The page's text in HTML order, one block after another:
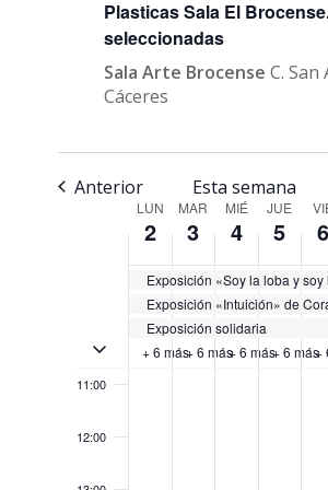
Plasticas Sala El
seleccionadas
Sala Arte BrocenseC. San
Cáceres
Anterior Esta semana
Semana
Eventos
LUN
2
MAR
3
MIÉ
4
JUE
5 6
Activar/Desactivar eventos de múltiples días
Exposición «Intuición» de
Exposición solidaria
+ 6 más+ 6 más+ 6 más+ 6 más+
04:00
05:00
11:00
12:00